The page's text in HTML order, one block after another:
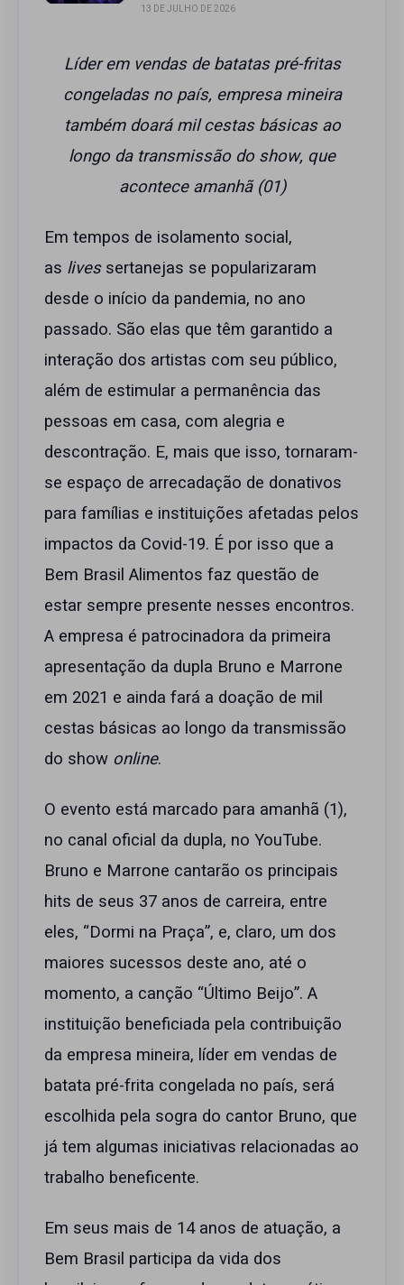
13 DE JULHO DE 2026
Líder em vendas de batatas pré-fritas
congeladas no país, empresa mineira
também doará mil cestas básicas ao
longo da transmissão do show, que
acontece amanhã (01)
Em tempos de isolamento social,
as livessertanejas se popularizaram
desde o início da pandemia, no ano
passado. São elas que têm garantido a
interação dos artistas com seu público,
além de estimular a permanência das
pessoas em casa, com alegria e
descontração. E, mais que isso, tornaram-
se espaço de arrecadação de donativos
para famílias e instituições afetadas pelos
impactos da Covid-19. É por isso que a
Bem Brasil Alimentos faz questão de
estar sempre presente nesses encontros.
A empresa é patrocinadora da primeira
apresentação da dupla Bruno e Marrone
em 2021 e ainda fará a doação de mil
cestas básicas ao longo da transmissão
do show online.
O evento está marcado para amanhã (1),
no canal oficial da dupla, no YouTube.
Bruno e Marrone cantarão os principais
hits de seus 37 anos de carreira, entre
eles, “Dormi na Praça”, e, claro, um dos
maiores sucessos deste ano, até o
momento, a canção “Último Beijo”. A
instituição beneficiada pela contribuição
da empresa mineira, líder em vendas de
batata pré-frita congelada no país, será
escolhida pela sogra do cantor Bruno, que
já tem algumas iniciativas relacionadas ao
trabalho beneficente.
Em seus mais de 14 anos de atuação, a
Bem Brasil participa da vida dos